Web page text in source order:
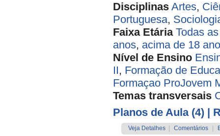
Disciplinas Artes,
Portuguesa,
Faixa Etária Todas
anos, acima de 18
Nível de Ensino
II, Formação de
Formaçao ProJovem
Temas transversais
Planos de Aula (4) |
Veja Detalhes Comentários